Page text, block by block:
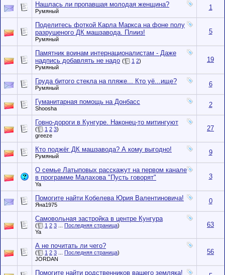
Нашлась ли пропавшая молодая женщина?
Румяный 1
Поделитесь фоткой Карла Маркса на фоне полу
разрушеного ДК машзавода. Плииз!
Румяный
5
Памятник воинам интернационалистам - Даже
надпись добавлять не надо ( 1 2)
Румяный
19
Груда битого стекла на пляже... Кто уё...ище?
Румяный 6
Гуманитарная помощь на Донбасс
Shoosha 2
Говно-дороги в Кунгуре. Наконец-то митингуют
( 1 2 3)
greeze
27
Кто поджёг ДК машзавода? А кому выгодно!
Румяный 9
О семье Латыповых расскажут на первом канале
в программе Малахова "Пусть говорят"
Ya
3
Помогите найти Кобелева Юрия Валентиновича!
Яна1975 0
Самовольная застройка в центре Кунгура
( 1 2 3 Последняя страница)
Ya
63
А не почитать ли чего?
( 1 2 3 Последняя страница)
JORDAN
56
Помогите найти родственников вашего земляка!